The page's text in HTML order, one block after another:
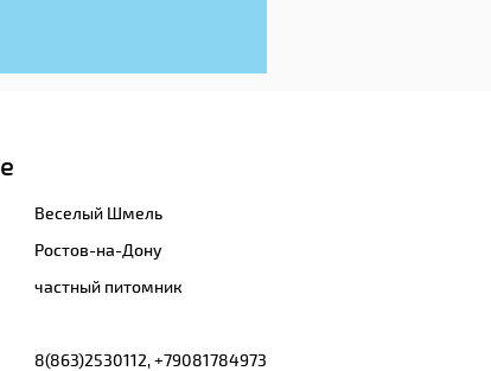
Веселый Шмель
Ростов-на-Дону
частный питомник
8(863)2530112, +79081784973